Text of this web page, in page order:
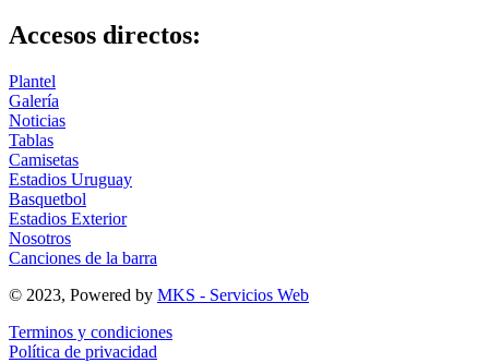
Accesos directos:
Plantel
Galería
Noticias
Tablas
Camisetas
Estadios Uruguay
Basquetbol
Estadios Exterior
Nosotros
Canciones de la barra
© 2023, Powered by MKS - Servicios Web
Terminos y condiciones
Política de privacidad